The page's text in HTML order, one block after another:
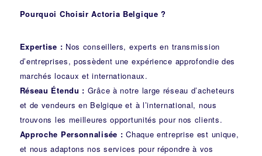
Pourquoi Choisir Actoria Belgique ?
Expertise : Nos conseillers, experts en transmission
d’entreprises, possèdent une expérience approfondie des
marchés locaux et internationaux.
Réseau Étendu : Grâce à notre large réseau d’acheteurs
et de vendeurs en Belgique et à l’international, nous
trouvons les meilleures opportunités pour nos clients.
Approche Personnalisée : Chaque entreprise est unique,
et nous adaptons nos services pour répondre à vos